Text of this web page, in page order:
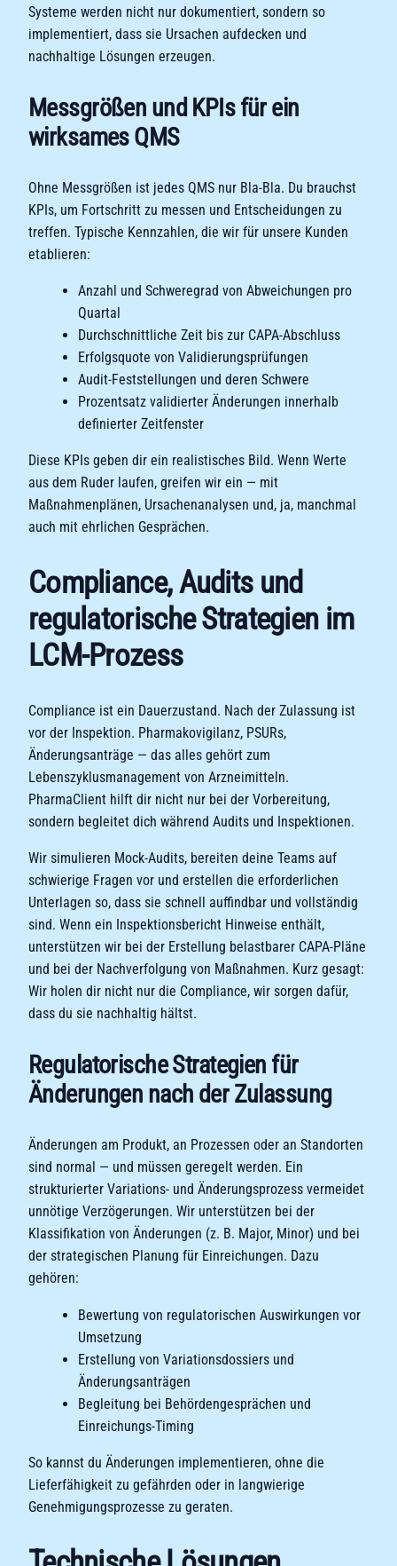
Systeme werden nicht nur dokumentiert, sondern so
implementiert, dass sie Ursachen aufdecken und
nachhaltige Lösungen erzeugen.
Messgrößen und KPIs für ein
wirksames QMS
Ohne Messgrößen ist jedes QMS nur Bla-Bla. Du brauchst
KPIs, um Fortschritt zu messen und Entscheidungen zu
treffen. Typische Kennzahlen, die wir für unsere Kunden
etablieren:
Anzahl und Schweregrad von Abweichungen pro
Quartal
Durchschnittliche Zeit bis zur CAPA-Abschluss
Erfolgsquote von Validierungsprüfungen
Audit-Feststellungen und deren Schwere
Prozentsatz validierter Änderungen innerhalb
definierter Zeitfenster
Diese KPIs geben dir ein realistisches Bild. Wenn Werte
aus dem Ruder laufen, greifen wir ein — mit
Maßnahmenplänen, Ursachenanalysen und, ja, manchmal
auch mit ehrlichen Gesprächen.
Compliance, Audits und
regulatorische Strategien im
LCM-Prozess
Compliance ist ein Dauerzustand. Nach der Zulassung ist
vor der Inspektion. Pharmakovigilanz, PSURs,
Änderungsanträge — das alles gehört zum
Lebenszyklusmanagement von Arzneimitteln.
PharmaClient hilft dir nicht nur bei der Vorbereitung,
sondern begleitet dich während Audits und Inspektionen.
Wir simulieren Mock-Audits, bereiten deine Teams auf
schwierige Fragen vor und erstellen die erforderlichen
Unterlagen so, dass sie schnell auffindbar und vollständig
sind. Wenn ein Inspektionsbericht Hinweise enthält,
unterstützen wir bei der Erstellung belastbarer CAPA-Pläne
und bei der Nachverfolgung von Maßnahmen. Kurz gesagt:
Wir holen dir nicht nur die Compliance, wir sorgen dafür,
dass du sie nachhaltig hältst.
Regulatorische Strategien für
Änderungen nach der Zulassung
Änderungen am Produkt, an Prozessen oder an Standorten
sind normal — und müssen geregelt werden. Ein
strukturierter Variations- und Änderungsprozess vermeidet
unnötige Verzögerungen. Wir unterstützen bei der
Klassifikation von Änderungen (z. B. Major, Minor) und bei
der strategischen Planung für Einreichungen. Dazu
gehören:
Bewertung von regulatorischen Auswirkungen vor
Umsetzung
Erstellung von Variationsdossiers und
Änderungsanträgen
Begleitung bei Behördengesprächen und
Einreichungs-Timing
So kannst du Änderungen implementieren, ohne die
Lieferfähigkeit zu gefährden oder in langwierige
Genehmigungsprozesse zu geraten.